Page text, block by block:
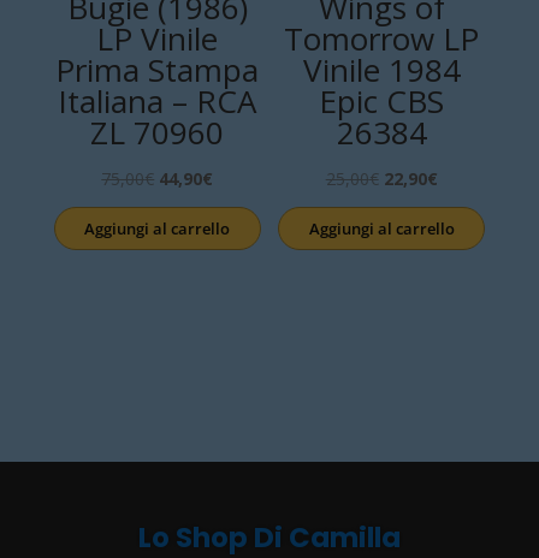
LP Vinile
Prima Stampa
Italiana – RCA
ZL 70960
75,00€ Il
prezzo
originale
44,90€
prezzo
attuale
Aggiungi al carrello
Tomorrow LP
Vinile 1984
Epic CBS
26384
25,00€ Il
prezzo
originale
22,90€Il
prezzo
attuale
Aggiungi al carrello
Lo Shop Di Camilla